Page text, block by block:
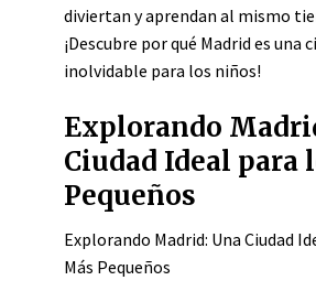
diviertan y aprendan al mismo
¡Descubre por qué Madrid es una
inolvidable para los niños!
Explorando
Ciudad Ideal para
Pequeños
Explorando Madrid: Una Ciudad
Más Pequeños